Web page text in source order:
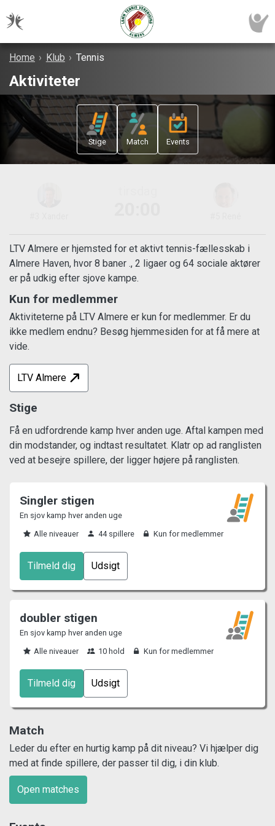
Home › Klub › Tennis
Aktiviteter
Stige Match Events
LTV Almere er hjemsted for et aktivt tennis-fællesskab i
Almere Haven, hvor 8 baner ., 2 ligaer og 64 sociale aktører
er på udkig efter sjove kampe.
Kun for medlemmer
Aktiviteterne på LTV Almere er kun for medlemmer. Er du
ikke medlem endnu? Besøg hjemmesiden for at få mere at
vide.
LTV Almere
Stige
Få en udfordrende kamp hver anden uge. Aftal kampen med
din modstander, og indtast resultatet. Klatr op ad ranglisten
ved at besejre spillere, der ligger højere på ranglisten.
Singler stigen
En sjov kamp hver anden uge
Alle niveauer
44 spillere Kun for medlemmer
Tilmeld dig Udsigt
doubler stigen
En sjov kamp hver anden uge
Alle niveauer
10 hold Kun for medlemmer
Tilmeld dig Udsigt
Match
Leder du efter en hurtig kamp på dit niveau? Vi hjælper dig
med at finde spillere, der passer til dig, i din klub.
Open matches